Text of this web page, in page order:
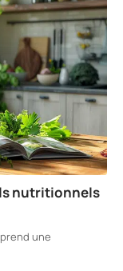
nutritionnels
une